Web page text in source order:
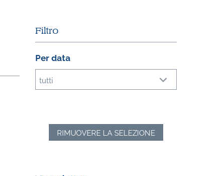
Filtro
Per data
tutti
RIMUOVERE LA SELEZIONE